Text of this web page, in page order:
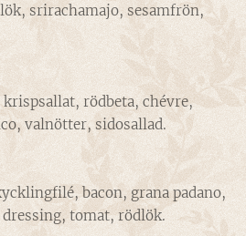
srirachamajo, sesamfrön,
rödbeta, chévre,
valnötter, sidosallad.
bacon, grana padano,
tomat, rödlök.